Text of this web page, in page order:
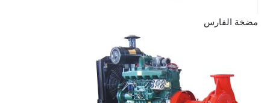
مضخة الفارس